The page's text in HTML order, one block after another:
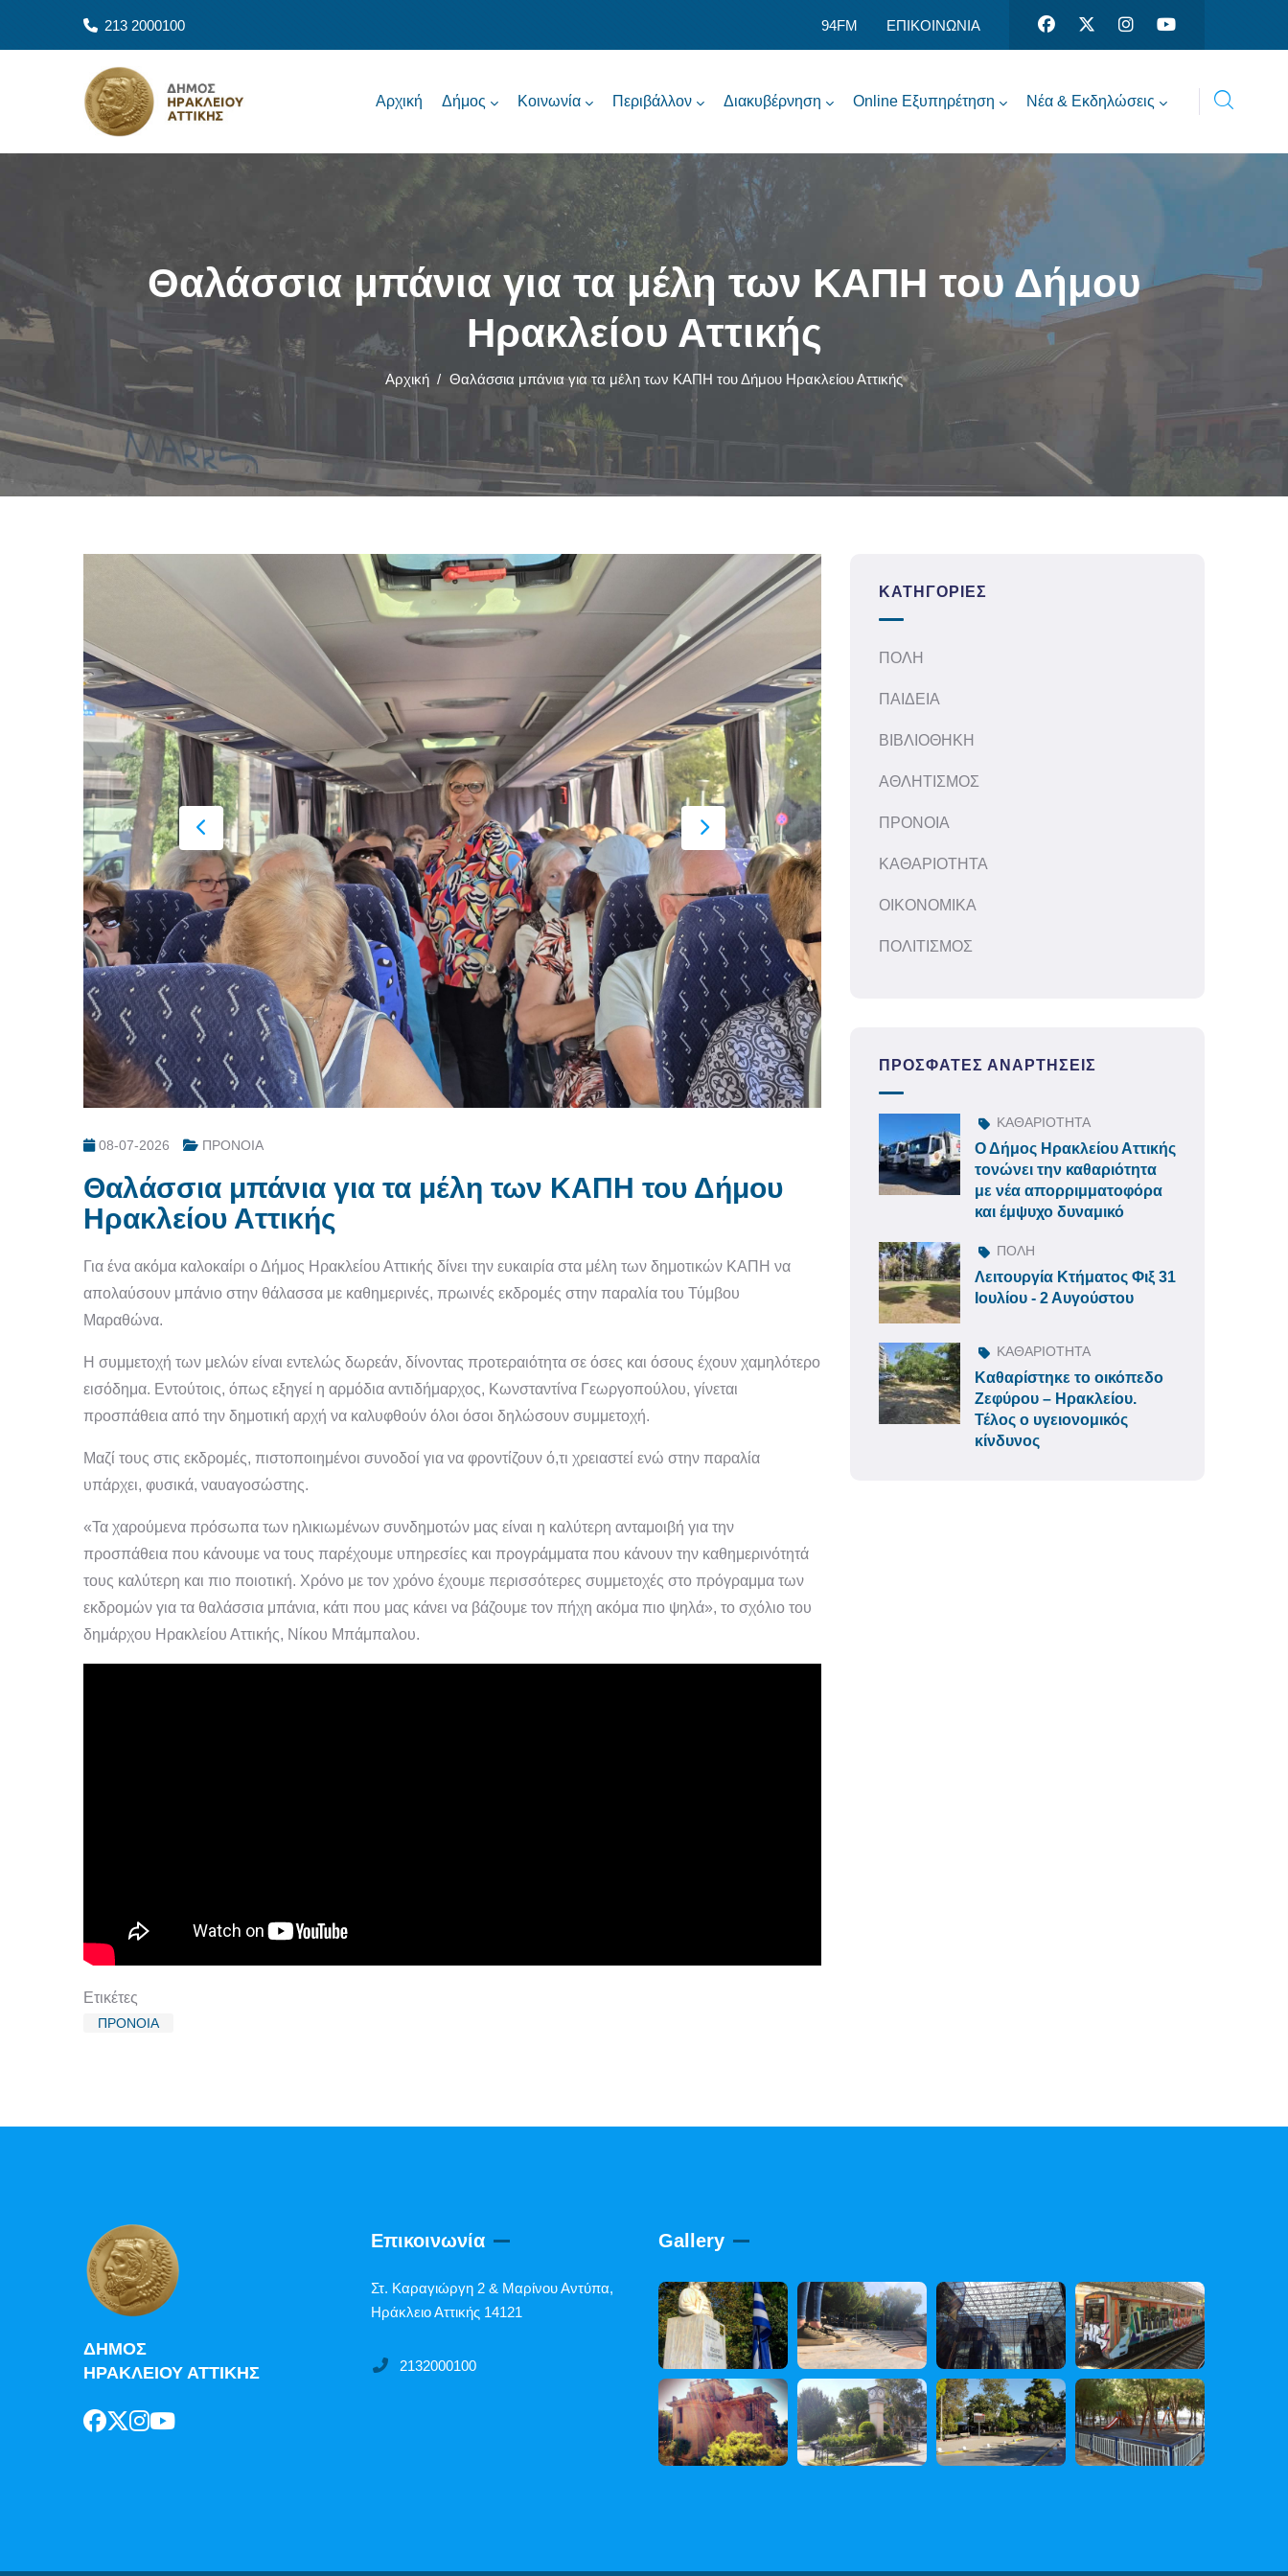
213 2000100 94FM ΕΠΙΚΟΙΝΩΝΙΑ
Αρχική Δήμος Κοινωνία Περιβάλλον Διακυβέρνηση Online Εξυπηρέτηση Νέα & Εκδηλώσεις
Θαλάσσια μπάνια για τα μέλη των ΚΑΠΗ του Δήμου
Ηρακλείου Αττικής
Αρχική / Θαλάσσια μπάνια για τα μέλη των ΚΑΠΗ του Δήμου Ηρακλείου Αττικής
08-07-2026 ΠΡΟΝΟΙΑ
Θαλάσσια μπάνια για τα μέλη των ΚΑΠΗ του Δήμου
Ηρακλείου Αττικής
Για ένα ακόμα καλοκαίρι ο Δήμος Ηρακλείου Αττικής δίνει την ευκαιρία στα μέλη των δημοτικών ΚΑΠΗ να
απολαύσουν μπάνιο στην θάλασσα με καθημερινές, πρωινές εκδρομές στην παραλία του Τύμβου
Μαραθώνα.
Η συμμετοχή των μελών είναι εντελώς δωρεάν, δίνοντας προτεραιότητα σε όσες και όσους έχουν χαμηλότερο
εισόδημα. Εντούτοις, όπως εξηγεί η αρμόδια αντιδήμαρχος, Κωνσταντίνα Γεωργοπούλου, γίνεται
προσπάθεια από την δημοτική αρχή να καλυφθούν όλοι όσοι δηλώσουν συμμετοχή.
Μαζί τους στις εκδρομές, πιστοποιημένοι συνοδοί για να φροντίζουν ό,τι χρειαστεί ενώ στην παραλία
υπάρχει, φυσικά, ναυαγοσώστης.
«Τα χαρούμενα πρόσωπα των ηλικιωμένων συνδημοτών μας είναι η καλύτερη ανταμοιβή για την
προσπάθεια που κάνουμε να τους παρέχουμε υπηρεσίες και προγράμματα που κάνουν την καθημερινότητά
τους καλύτερη και πιο ποιοτική. Χρόνο με τον χρόνο έχουμε περισσότερες συμμετοχές στο πρόγραμμα των
εκδρομών για τα θαλάσσια μπάνια, κάτι που μας κάνει να βάζουμε τον πήχη ακόμα πιο ψηλά», το σχόλιο του
δημάρχου Ηρακλείου Αττικής, Νίκου Μπάμπαλου.
Ετικέτες
ΠΡΟΝΟΙΑ
ΚΑΤΗΓΟΡΊΕΣ
ΠΟΛΗ
ΠΑΙΔΕΙΑ
ΒΙΒΛΙΟΘΗΚΗ
ΑΘΛΗΤΙΣΜΟΣ
ΠΡΟΝΟΙΑ
ΚΑΘΑΡΙΟΤΗΤΑ
ΟΙΚΟΝΟΜΙΚΑ
ΠΟΛΙΤΙΣΜΟΣ
ΠΡΌΣΦΑΤΕΣ ΑΝΑΡΤΉΣΕΙΣ
ΚΑΘΑΡΙΟΤΗΤΑ
Ο Δήμος Ηρακλείου Αττικής
τονώνει την καθαριότητα
με νέα απορριμματοφόρα
και έμψυχο δυναμικό
ΠΟΛΗ
Λειτουργία Κτήματος Φιξ 31
Ιουλίου - 2 Αυγούστου
ΚΑΘΑΡΙΟΤΗΤΑ
Καθαρίστηκε το οικόπεδο
Ζεφύρου – Ηρακλείου.
Τέλος ο υγειονομικός
κίνδυνος
ΔΗΜΟΣ
ΗΡΑΚΛΕΙΟΥ ΑΤΤΙΚΗΣ
Επικοινωνία
Στ. Καραγιώργη 2 & Μαρίνου Αντύπα,
Ηράκλειο Αττικής 14121
2132000100
Gallery